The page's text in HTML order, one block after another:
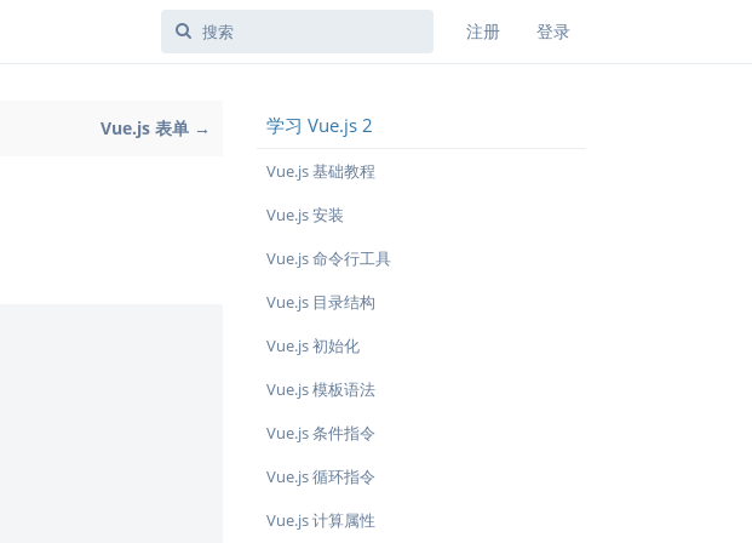
注册 登录
Vue.js 表单 → 学习 Vue.js 2
Vue.js 基础教程
Vue.js 安装
Vue.js 命令行工具
Vue.js 目录结构
Vue.js 初始化
Vue.js 模板语法
Vue.js 条件指令
Vue.js 循环指令
Vue.js 计算属性